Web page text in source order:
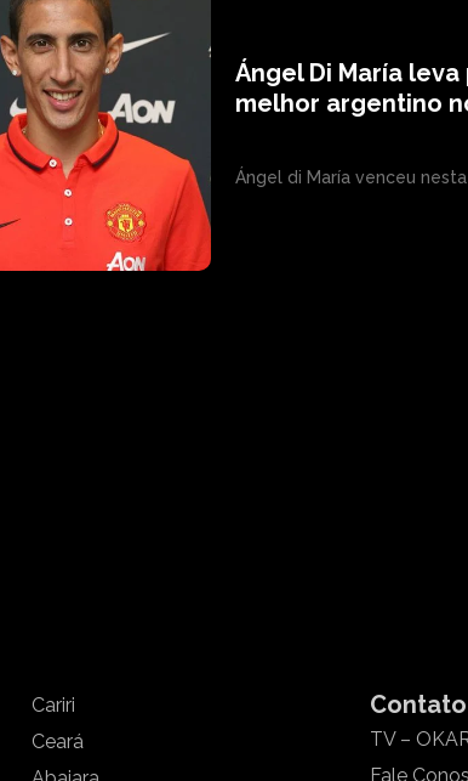
Ángel Di María
melhor argentino
Ángel di María venceu nesta
Cariri
Ceará
Contato
TV –
Fale